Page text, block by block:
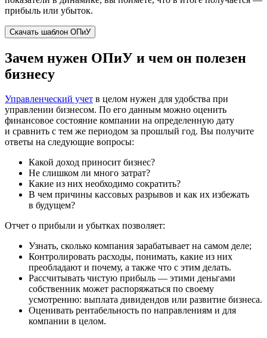
прибыль или убыток.
Скачать шаблон ОПиУ
Зачем нужен ОПиУ и чем он полезен
бизнесу
Управленческий учет в целом нужен для удобства при
управлении бизнесом. По его данным можно оценить
финансовое состояние компании на определенную дату
и сравнить с тем же периодом за прошлый год. Вы получите
ответы на следующие вопросы:
Какой доход приносит бизнес?
Не слишком ли много затрат?
Какие из них необходимо сократить?
В чем причины кассовых разрывов и как их избежать
в будущем?
Отчет о прибыли и убытках позволяет:
Узнать, сколько компания зарабатывает на самом деле;
Контролировать расходы, понимать, какие из них
преобладают и почему, а также что с этим делать.
Рассчитывать чистую прибыль ― этими деньгами
собственник может распоряжаться по своему
усмотрению: выплата дивидендов или развитие бизнеса.
Оценивать рентабельность по направлениям и для
компании в целом.